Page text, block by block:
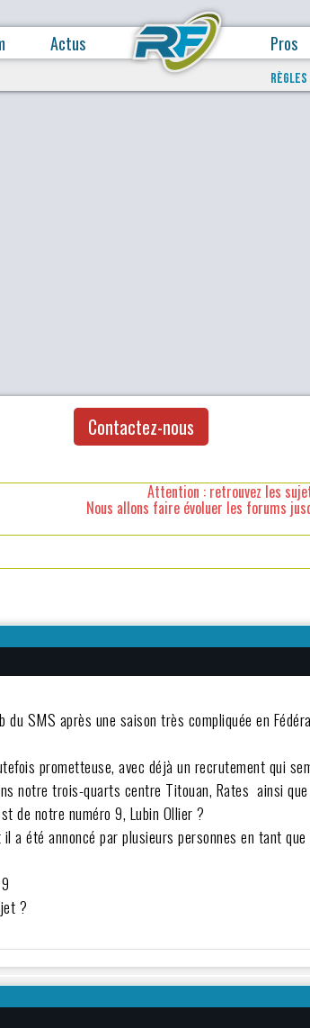
Actus Pros
RÈGLES
Contactez-nous
Attention : retrouvez les
Nous allons faire évoluer les forums
du SMS après une saison très compliquée en
prometteuse, avec déjà un recrutement qui
notre trois-quarts centre Titouan, Rates ainsi
de notre numéro 9, Lubin Ollier ?
a été annoncé par plusieurs personnes en tant
?